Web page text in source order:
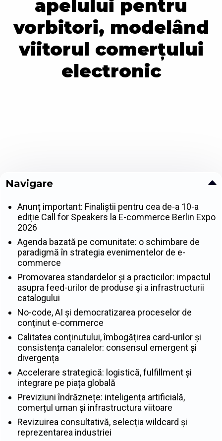
apelului pentru
vorbitori, modelând
viitorul comerțului
electronic
Navigare
Anunț important: Finaliștii pentru cea de-a 10-a
ediție Call for Speakers la E-commerce Berlin Expo
2026
Agenda bazată pe comunitate: o schimbare de
paradigmă în strategia evenimentelor de e-
commerce
Promovarea standardelor și a practicilor: impactul
asupra feed-urilor de produse și a infrastructurii
catalogului
No-code, AI și democratizarea proceselor de
conținut e-commerce
Calitatea conținutului, îmbogățirea card-urilor și
consistența canalelor: consensul emergent și
divergența
Accelerare strategică: logistică, fulfillment și
integrare pe piața globală
Previziuni îndrăznețe: inteligența artificială,
comerțul uman și infrastructura viitoare
Revizuirea consultativă, selecția wildcard și
reprezentarea industriei